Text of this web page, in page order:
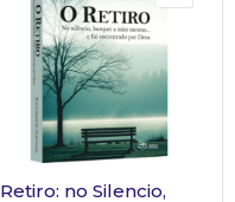
Retiro: no Silencio,